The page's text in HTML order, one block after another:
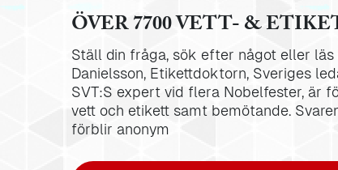
ÖVER 7700 VETT- &
Ställ din fråga, sök efter något eller
Danielsson, Etikettdoktorn, Sveriges
SVT:S expert vid flera Nobelfester, är
vett och etikett samt bemötande.
förblir anonym